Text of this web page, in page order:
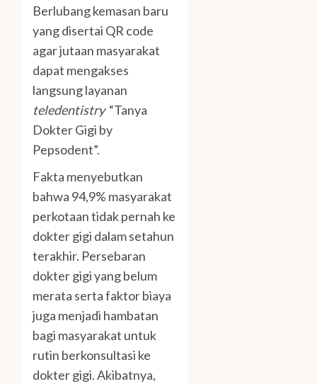
Berlubang kemasan baru
yang disertai QR code
agar jutaan masyarakat
dapat mengakses
langsung layanan
teledentistry “Tanya
Dokter Gigi by
Pepsodent”.
Fakta menyebutkan
bahwa 94,9% masyarakat
perkotaan tidak pernah ke
dokter gigi dalam setahun
terakhir. Persebaran
dokter gigi yang belum
merata serta faktor biaya
juga menjadi hambatan
bagi masyarakat untuk
rutin berkonsultasi ke
dokter gigi. Akibatnya,